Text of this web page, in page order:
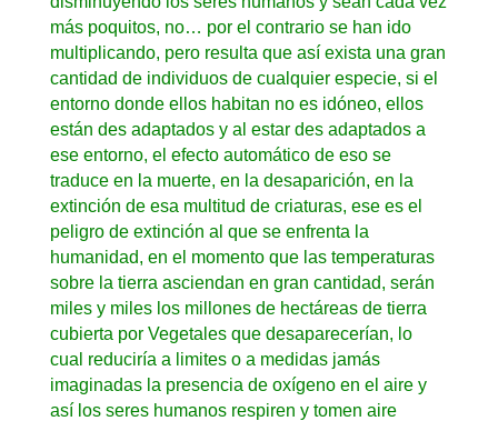
más poquitos, no… por el contrario se han ido
multiplicando, pero resulta que así exista una gran
cantidad de individuos de cualquier especie, si el
entorno donde ellos habitan no es idóneo, ellos
están des adaptados y al estar des adaptados a
ese entorno, el efecto automático de eso se
traduce en la muerte, en la desaparición, en la
extinción de esa multitud de criaturas, ese es el
peligro de extinción al que se enfrenta la
humanidad, en el momento que las temperaturas
sobre la tierra asciendan en gran cantidad, serán
miles y miles los millones de hectáreas de tierra
cubierta por Vegetales que desaparecerían, lo
cual reduciría a limites o a medidas jamás
imaginadas la presencia de oxígeno en el aire y
así los seres humanos respiren y tomen aire